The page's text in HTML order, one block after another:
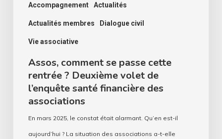
Accompagnement Actualités
Actualités membres Dialogue civil
Vie associative
l’enquête
santé
associations
Assos, comment se passe cette
rentrée ? Deuxième volet de
l’enquête santé financière des
associations
En mars 2025, le constat était alarmant. Qu’en est-il
aujourd’hui ? La situation des associations a-t-elle